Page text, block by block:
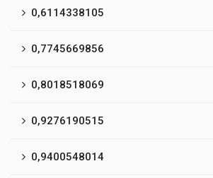
0,6114338105
0,7745669856
0,8018518069
0,9276190515
0,9400548014